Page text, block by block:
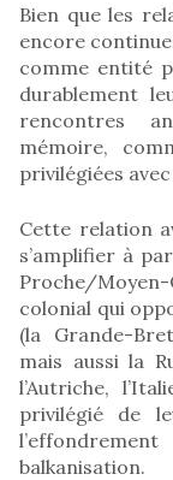
Bien que les
encore
comme entité
durablement
rencontres
mémoire,
privilégiées
Cette relation
s’amplifier à
Proche/
colonial qui
(la Grande-
mais aussi la
l’Autriche,
privilégié de
balkanisation.